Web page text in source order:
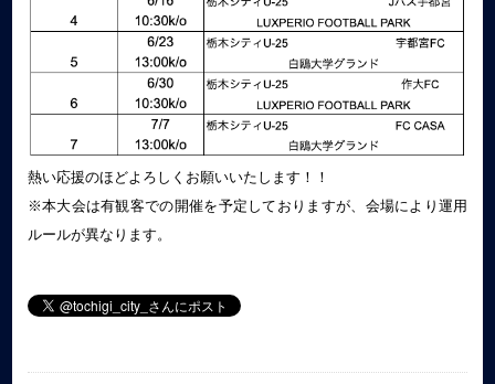
熱い応援のほどよろしくお願いいたします！！
※本大会は有観客での開催を予定しておりますが、会場により運用
ルールが異なります。